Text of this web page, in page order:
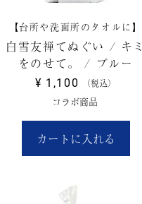
【台所や洗面所のタオルに】
白雪友禅てぬぐい / キミ
をのせて。 / ブルー
¥ 1,100 税込
コラボ商品
カートに入れる